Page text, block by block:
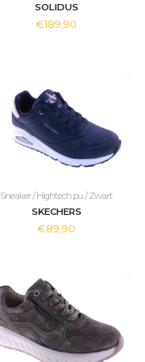
SOLIDUS
€189,90
Sneaker / Hightech pu / Zwart
SKECHERS
€89,90